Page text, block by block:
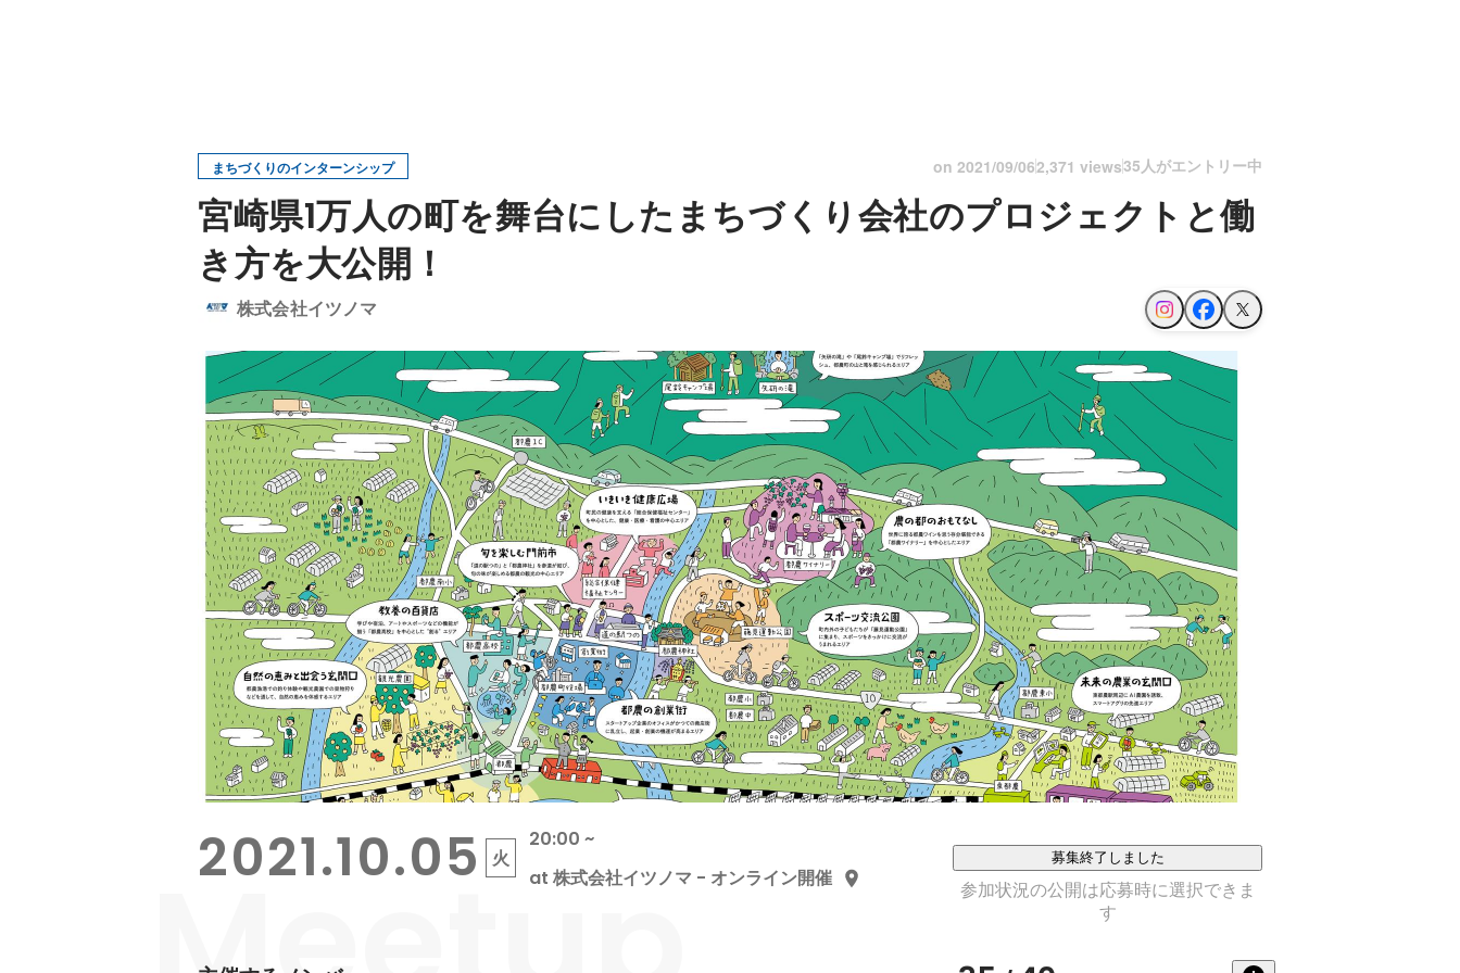
まちづくりのインターンシップ on 2021/09/062,371 views35人がエントリー中
宮崎県1万人の町を舞台にしたまちづくり会社のプロジェクトと働
き方を大公開！
株式会社イツノマ
2021.10.05 火
20:00 ~
at 株式会社イツノマ - オンライン開催
募集終了しました
参加状況の公開は応募時に選択できま
す